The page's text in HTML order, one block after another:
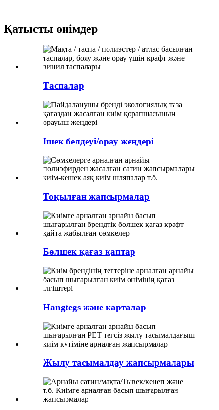
Қатысты өнімдер
Таспалар
Ішек белдеуі/орау жеңдері
Тоқылған жапсырмалар
Бөлшек қағаз қаптар
Hangtegs және карталар
Жылу тасымалдау жапсырмалары